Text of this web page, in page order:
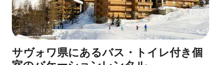
サヴォワ県にあるバス・トイレ付き個